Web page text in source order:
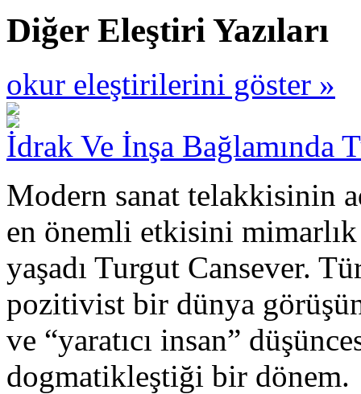
Diğer Eleştiri Yazıları
okur eleştirilerini göster »
İdrak Ve İnşa Bağlamında
Modern sanat telakkisinin
en önemli etkisini
yaşadı Turgut Cansever.
pozitivist bir dünya
ve “yaratıcı insan”
dogmatikleştiği bir dönem.